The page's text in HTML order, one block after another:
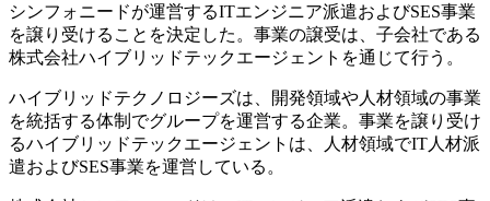
シンフォニードが運営するITエンジニア派遣およびSES事業
を譲り受けることを決定した。事業の譲受は、子会社である
株式会社ハイブリッドテックエージェントを通じて行う。
ハイブリッドテクノロジーズは、開発領域や人材領域の事業
を統括する体制でグループを運営する企業。事業を譲り受け
るハイブリッドテックエージェントは、人材領域でIT人材派
遣およびSES事業を運営している。